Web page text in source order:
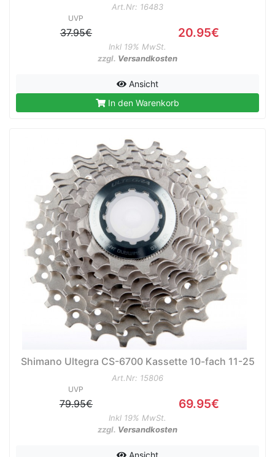
Art.Nr: 16483
UVP
37.95€ 20.95€
Inkl 19% MwSt.
zzgl. Versandkosten
Ansicht
In den Warenkorb
Shimano Ultegra CS-6700 Kassette 10-fach 11-25
Art.Nr: 15806
UVP
79.95€ 69.95€
Inkl 19% MwSt.
zzgl. Versandkosten